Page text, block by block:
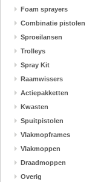
Foam sprayers
Combinatie pistolen
Sproeilansen
Trolleys
Spray Kit
Raamwissers
Actiepakketten
Kwasten
Spuitpistolen
Vlakmopframes
Vlakmoppen
Draadmoppen
Overig